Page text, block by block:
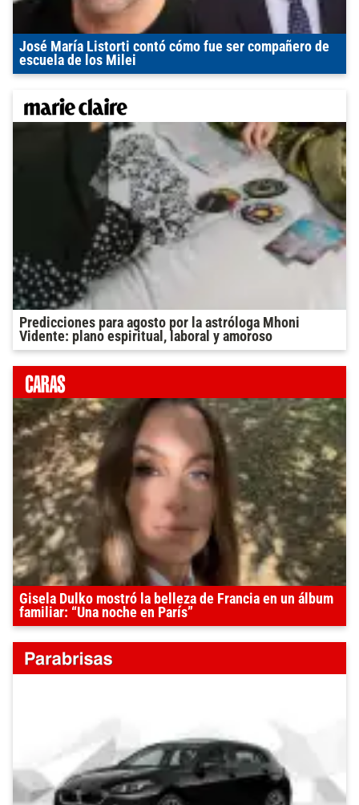
José María Listorti contó cómo fue ser compañero de
escuela de los Milei
Predicciones para agosto por la astróloga Mhoni
Vidente: plano espiritual, laboral y amoroso
Gisela Dulko mostró la belleza de Francia en un álbum
familiar: “Una noche en París”